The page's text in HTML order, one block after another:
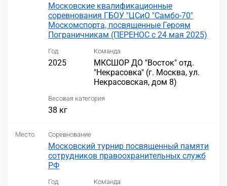
Московские квалификационные
соревнования ГБОУ "ЦСиО "Самбо-70"
Москомспорта, посвященные Героям
Пограничникам (ПЕРЕНОС с 24 мая 2025)
Год
2025
Команда
МКСШОР ДО "Восток" отд.
"Некрасовка" (г. Москва, ул.
Некрасовская, дом 8)
Весовая категория
38 кг
Место Соревнование
Московский турнир посвященный памяти
сотрудников правоохранительных служб
РФ
Год Команда